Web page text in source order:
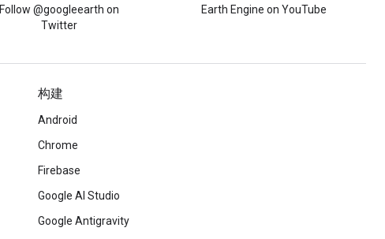
Follow @googleearth on
Twitter
Earth Engine on YouTube
构建
Android
Chrome
Firebase
Google AI Studio
Google Antigravity